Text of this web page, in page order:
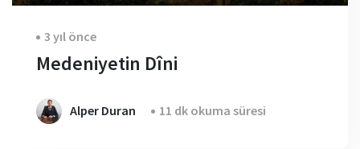
3 yıl önce
Medeniyetin Dîni
Alper Duran 11 dk okuma süresi